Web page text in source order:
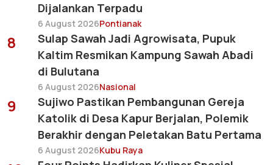
Dijalankan Terpadu
6 August 2026Pontianak
8
Sulap Sawah Jadi Agrowisata, Pupuk
Kaltim Resmikan Kampung Sawah Abadi
di Bulutana
6 August 2026Nasional
9
Sujiwo Pastikan Pembangunan Gereja
Katolik di Desa Kapur Berjalan, Polemik
Berakhir dengan Peletakan Batu Pertama
6 August 2026Kubu Raya